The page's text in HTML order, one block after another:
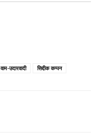
वाम-उदारवादी सिद्दीक कप्पन